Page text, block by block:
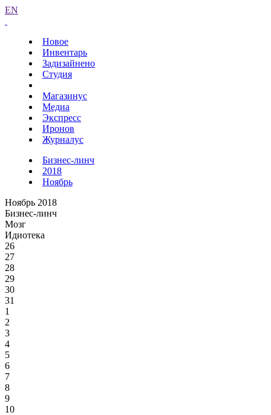
EN
Новое
Инвентарь
Задизайнено
Студия
Магазинус
Медиа
Экспресс
Иронов
Журналус
Бизнес-линч
2018
Ноябрь
Ноябрь 2018
Бизнес-линч
Мозг
Идиотека
26
27
28
29
30
31
1
2
3
4
5
6
7
8
9
10